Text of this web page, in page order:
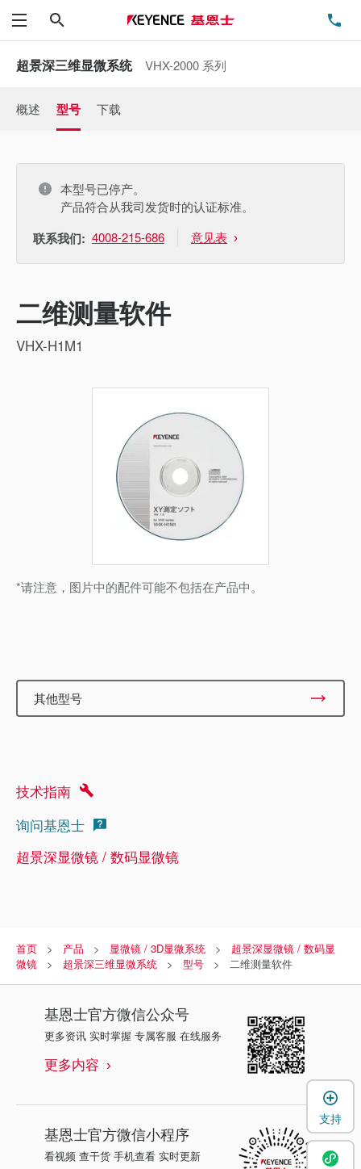
菜单
超景深三维显微系统 VHX-2000 系列
概述 型号 下载
本型号已停产。
产品符合从我司发货时的认证标准。
联系我们: 4008-215-686 意见表
二维测量软件
VHX-H1M1
*请注意，图片中的配件可能不包括在产品中。
其他型号
技术指南
询问基恩士
超景深显微镜 / 数码显微镜
首页 产品 显微镜 / 3D显微系统
超景深显微镜 / 数码显
微镜
超景深三维显微系统 型号 二维测量软件
基恩士官方微信公众号
更多资讯 实时掌握 专属客服 在线服务
更多内容
基恩士官方微信小程序
看视频 查干货 手机查看 实时更新
支持